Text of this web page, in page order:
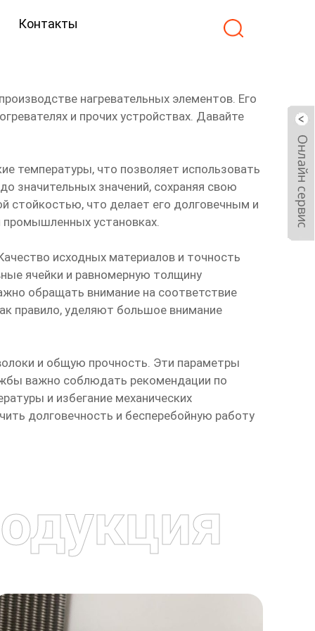
Контакты
нагревательных элементов. Его
и прочих устройствах. Давайте
температуры, что позволяет использовать
значительных значений, сохраняя свою
стойкостью, что делает его долговечным и
установках.
исходных материалов и точность
ячейки и равномерную толщину
обращать внимание на соответствие
правило, уделяют большое внимание
и общую прочность. Эти параметры
важно соблюдать рекомендации по
и избегание механических
долговечность и бесперебойную работу